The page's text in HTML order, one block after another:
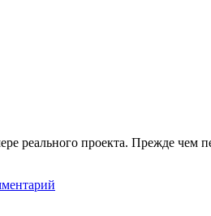
реального проекта. Прежде чем